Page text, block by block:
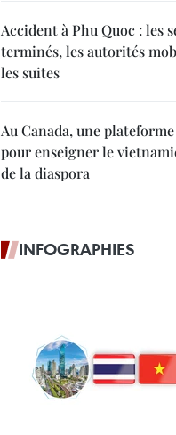
Accident à Phu Quoc : les
terminés, les autorités
les suites
Au Canada, une
pour enseigner le
de la diaspora
INFOGRAPHIES